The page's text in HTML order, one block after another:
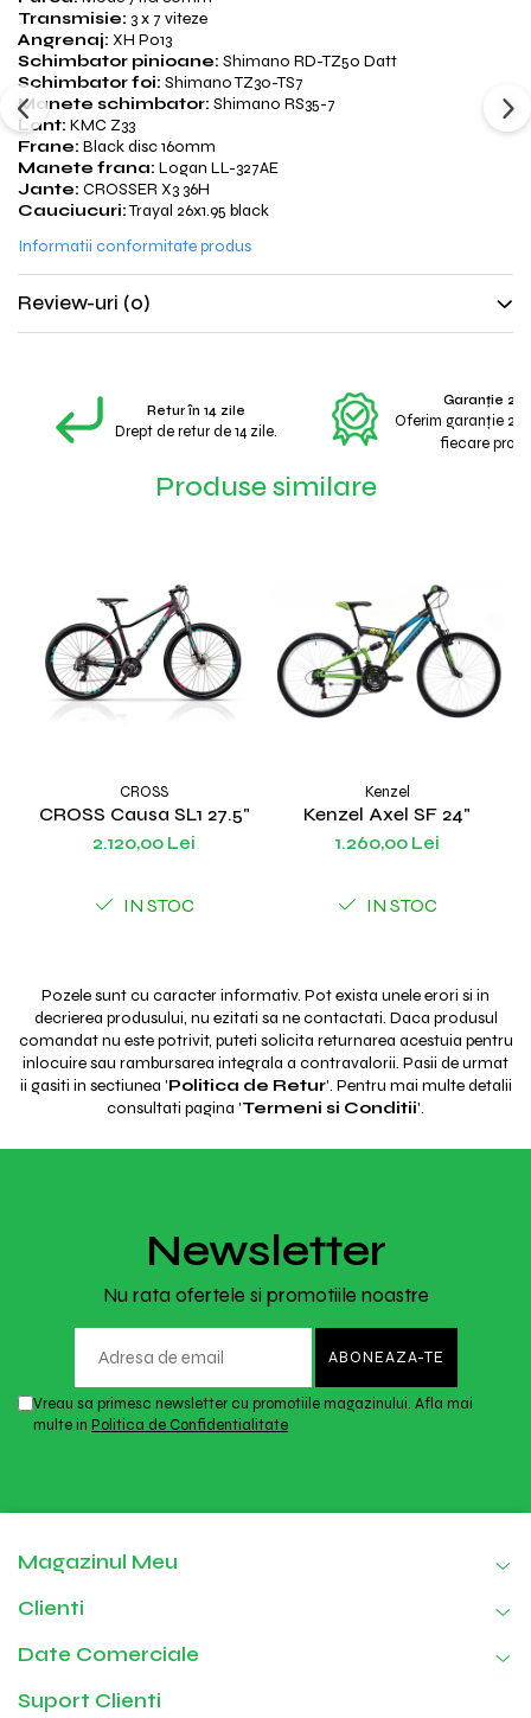
Transmisie: 3 x 7 viteze
Angrenaj: XH P013
Schimbator pinioane: Shimano RD-TZ50 Datt
Schimbator foi: Shimano TZ30-TS7
Manete schimbator: Shimano RS35-7
Lant: KMC Z33
Frane: Black disc 160mm
Manete frana: Logan LL-327AE
Jante: CROSSER X3 36H
Cauciucuri:Trayal 26x1.95 black
Informatii conformitate produs
Review-uri (0)
Retur în 14 zile
Drept de retur de 14 zile.
Garanție 2
Oferim garanție 2
fiecare
Produse similare
CROSS
CROSS Causa SL1 27.5"
2.120,00 Lei
IN STOC
Kenzel
Kenzel Axel SF 24"
1.260,00 Lei
IN STOC
Pozele sunt cu caracter informativ. Pot exista unele erori si in
decrierea produsului, nu ezitati sa ne contactati. Daca produsul
comandat nu este potrivit, puteti solicita returnarea acestuia pentru
inlocuire sau rambursarea integrala a contravalorii. Pasii de urmat
ii gasiti in sectiunea 'Politica de Retur'. Pentru mai multe detalii
consultati pagina 'Termeni si Conditii'.
Newsletter
Nu rata ofertele si promotiile noastre
Vreau sa primesc newsletter cu promotiile magazinului. Afla mai
multe in Politica de Confidentialitate
Magazinul Meu
Clienti
Date Comerciale
Suport Clienti